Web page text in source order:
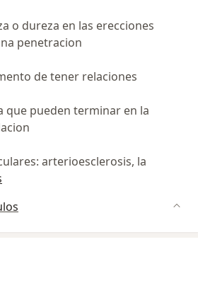
o dureza en las erecciones
penetracion
de tener relaciones
que pueden terminar en la
arterioesclerosis, la